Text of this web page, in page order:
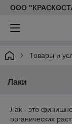
ООО
Товары и
Лаки
Лак - это
органических